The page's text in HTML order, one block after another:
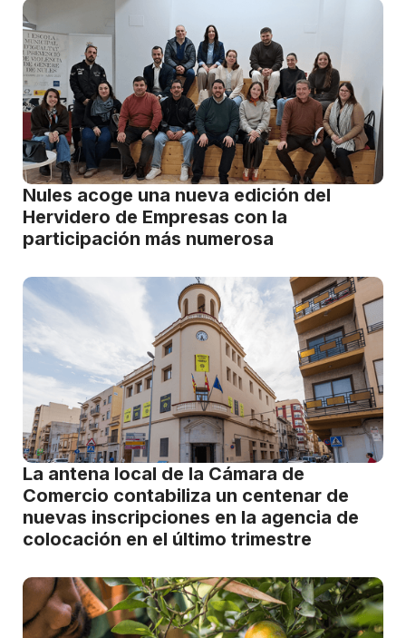
Nules acoge una nueva edición del
Hervidero de Empresas con la
participación más numerosa
La antena local de la Cámara de
Comercio contabiliza un centenar de
nuevas inscripciones en la agencia de
colocación en el último trimestre